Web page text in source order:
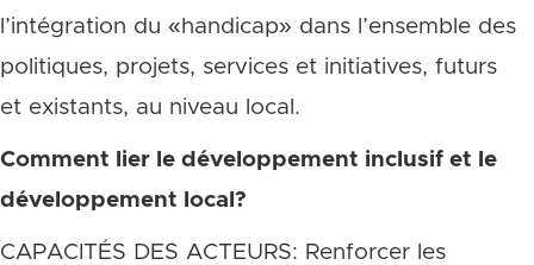
l’intégration du «handicap» dans l’ensemble des
politiques, projets, services et initiatives, futurs
et existants, au niveau local.
Comment lier le développement inclusif et le
développement local?
CAPACITÉS DES ACTEURS: Renforcer les